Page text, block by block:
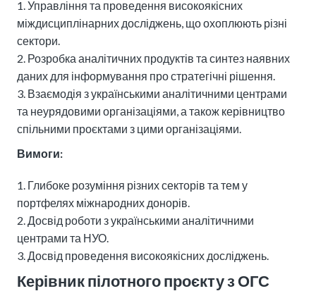
Управління та проведення високоякісних
міждисциплінарних досліджень, що охоплюють різні
сектори.
Розробка аналітичних продуктів та синтез наявних
даних для інформування про стратегічні рішення.
Взаємодія з українськими аналітичними центрами
та неурядовими організаціями, а також керівництво
спільними проєктами з цими організаціями.
Вимоги:
Глибоке розуміння різних секторів та тем у
портфелях міжнародних донорів.
Досвід роботи з українськими аналітичними
центрами та НУО.
Досвід проведення високоякісних досліджень.
Керівник пілотного проєкту з ОГС